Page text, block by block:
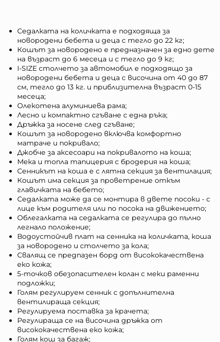
Седалката на количката е подходяща за
новородени бебета и деца с тегло до 22 кг;
Кошът за новородено е предназначен за едно дете
на възраст до 6 месеца и с тегло до 9 кг;
I-SIZE столчето за автомобил е подходящо за
новородени бебета и деца с височина от 40 до 87
см, тегло до 13 кг. и приблизителна възраст 0-15
месеца;
Олекотена алуминиева рама;
Лесно и компактно сгъване с една ръка;
Дръжка за носене след сгъване;
Кошът за новородено включва комфортно
матраче и покривало;
Джобче за аксесоари на покривалото на коша;
Мека и топла тапицерия с бродерия на коша;
Сенникът на коша е с лятна секция за вентилация;
Кошът има секция за проветрение откъм
главичката на бебето;
Седалката може да се монтира в двете посоки - с
лице към родителя или по посока на движението;
Облегалката на седалката се регулира до пълно
легнало положение;
Водоустойчив плат на сенника на количката, кошa
за новородено и столчето за кола;
Свалящ се предпазен борд от висококачествена
еко кожа;
5-точков обезопасителен колан с меки раменни
подложки;
Голям регулируем сенник с допълнителна
вентилираща секция;
Регулируема поставка за крачета;
Регулираща се на височина дръжка от
висококачествена еко кожа;
Голям кош за багаж;